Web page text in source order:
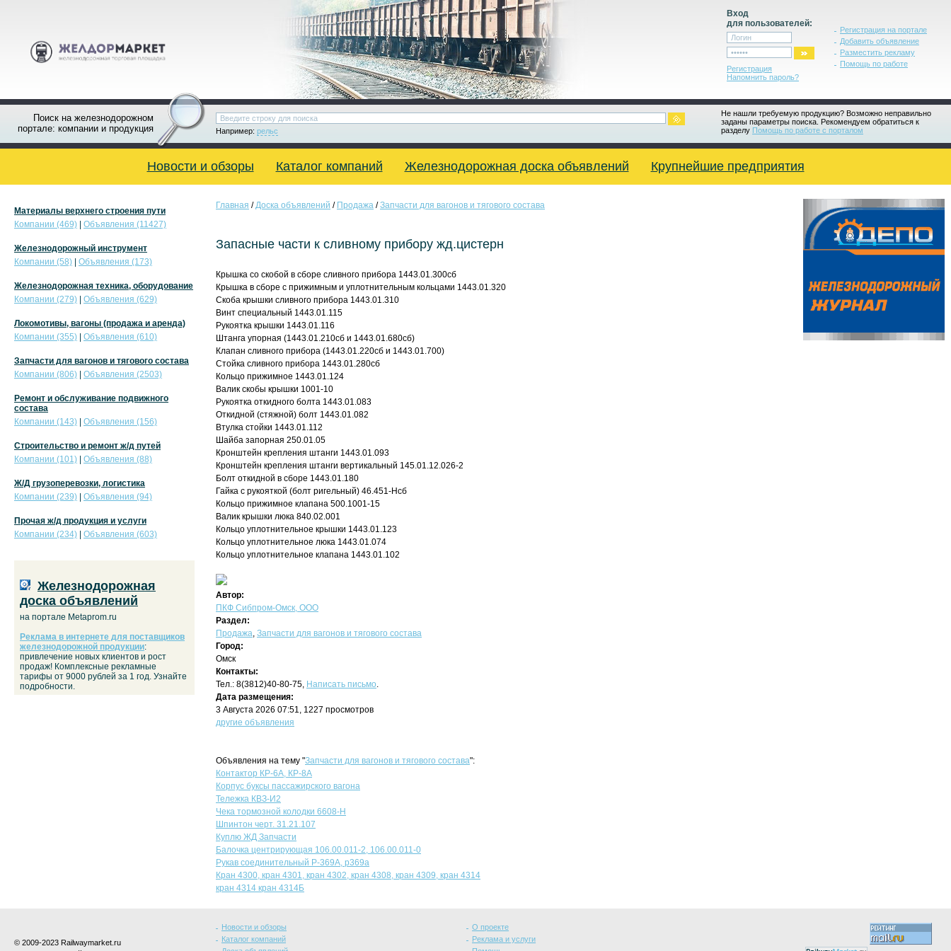
Вход
для пользователей:
Регистрация
Напомнить пароль?
Регистрация на портале
Добавить объявление
Разместить рекламу
Помощь по работе
Поиск на железнодорожном
портале: компании и продукция
Не нашли требуемую продукцию? Возможно неправильно
заданы параметры поиска. Рекомендуем обратиться к
разделу Помощь по работе с порталом
Например: рельс
Новости и обзоры Каталог компаний Железнодорожная доска объявлений Крупнейшие предприятия
Главная /Доска объявлений / Продажа /Запчасти для вагонов и тягового состава
Запасные части к сливному прибору жд.цистерн
Крышка со скобой в сборе сливного прибора 1443.01.300сб
Крышка в сборе с прижимным и уплотнительным кольцами 1443.01.320
Скоба крышки сливного прибора 1443.01.310
Винт специальный 1443.01.115
Рукоятка крышки 1443.01.116
Штанга упорная (1443.01.210сб и 1443.01.680сб)
Клапан сливного прибора (1443.01.220сб и 1443.01.700)
Стойка сливного прибора 1443.01.280сб
Кольцо прижимное 1443.01.124
Валик скобы крышки 1001-10
Рукоятка откидного болта 1443.01.083
Откидной (стяжной) болт 1443.01.082
Втулка стойки 1443.01.112
Шайба запорная 250.01.05
Кронштейн крепления штанги 1443.01.093
Кронштейн крепления штанги вертикальный 145.01.12.026-2
Болт откидной в сборе 1443.01.180
Гайка с рукояткой (болт ригельный) 46.451-Нсб
Кольцо прижимное клапана 500.1001-15
Валик крышки люка 840.02.001
Кольцо уплотнительное крышки 1443.01.123
Кольцо уплотнительное люка 1443.01.074
Кольцо уплотнительное клапана 1443.01.102
Автор:
ПКФ Сибпром-Омск, ООО
Раздел:
Продажа, Запчасти для вагонов и тягового состава
Город:
Омск
Контакты:
Тел.: 8(3812)40-80-75, Написать письмо.
Дата размещения:
3 Августа 2026 07:51, 1227 просмотров
другие объявления
Объявления на тему "Запчасти для вагонов и тягового состава":
Контактор КР-6А, КР-8А
Корпус буксы пассажирского вагона
Тележка КВЗ-И2
Чека тормозной колодки 6608-Н
Шпинтон черт. 31.21.107
Куплю ЖД Запчасти
Балочка центрирующая 106.00.011-2, 106.00.011-0
Рукав соединительный Р-369А, р369а
Кран 4300, кран 4301, кран 4302, кран 4308, кран 4309, кран 4314
кран 4314 кран 4314Б
Материалы верхнего строения пути
Компании (469)
Объявления (11427)
Железнодорожный инструмент
Компании (58)
Объявления (173)
Железнодорожная техника, оборудование
Компании (279)
Объявления (629)
Локомотивы, вагоны (продажа и аренда)
Компании (355)
Объявления (610)
Запчасти для вагонов и тягового состава
Компании (806)
Объявления (2503)
Ремонт и обслуживание подвижного
состава
Компании (143)
Объявления (156)
Строительство и ремонт ж/д путей
Компании (101)
Объявления (88)
Ж/Д грузоперевозки, логистика
Компании (239)
Объявления (94)
Прочая ж/д продукция и услуги
Компании (234)
Объявления (603)
Железнодорожная
доска объявлений
на портале Metaprom.ru
Реклама в интернете для поставщиков
железнодорожной продукции:
привлечение новых клиентов и рост
продаж! Комплексные рекламные
тарифы от 9000 рублей за 1 год. Узнайте
подробности.
© 2009-2023 Railwaymarket.ru
Новости и обзоры
О проекте
Каталог компаний
Реклама и услуги